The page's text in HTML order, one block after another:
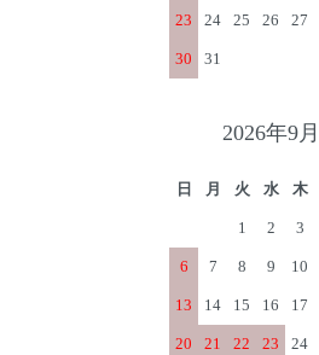
23 24 25 26 27
30 31
2026年9月
日 月 火 水 木
1 2 3
6 7 8 9 10
13 14 15 16 17
20 21 22 23 24